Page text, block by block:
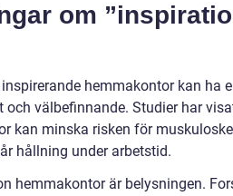
om
hemmakontor kan ha
välbefinnande. Studier har
kan minska risken för
hållning under arbetstid.
hemmakontor är belysningen.